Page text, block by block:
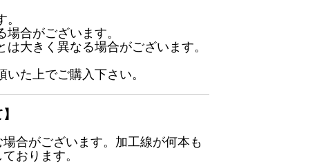
合がございます。
大きく異なる場合がございます。
た上でご購入下さい。
合がございます。加工線が何本も
おります。